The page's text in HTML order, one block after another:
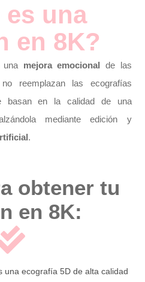
es una
en 8K?
mejora emocional de las
reemplazan las ecografías
basan en la calidad de una
mediante edición y
.
obtener tu
en 8K:
una ecografía 5D de alta calidad